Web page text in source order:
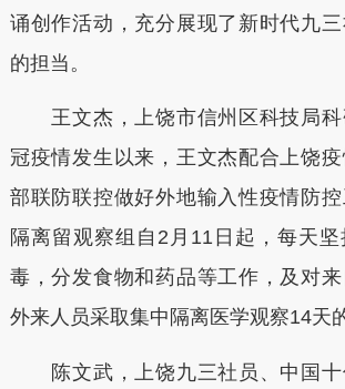
诵创作活动，充分展现了新时代九
的担当。
王文杰，上饶市信州区科技局科
冠疫情发生以来，王文杰配合上饶
部联防联控做好外地输入性疫情防
隔离留观察组自2月11日起，每天
毒，分发食物和药品等工作，及对
外来人员采取集中隔离医学观察14天
陈文武，上饶九三社员、中国十